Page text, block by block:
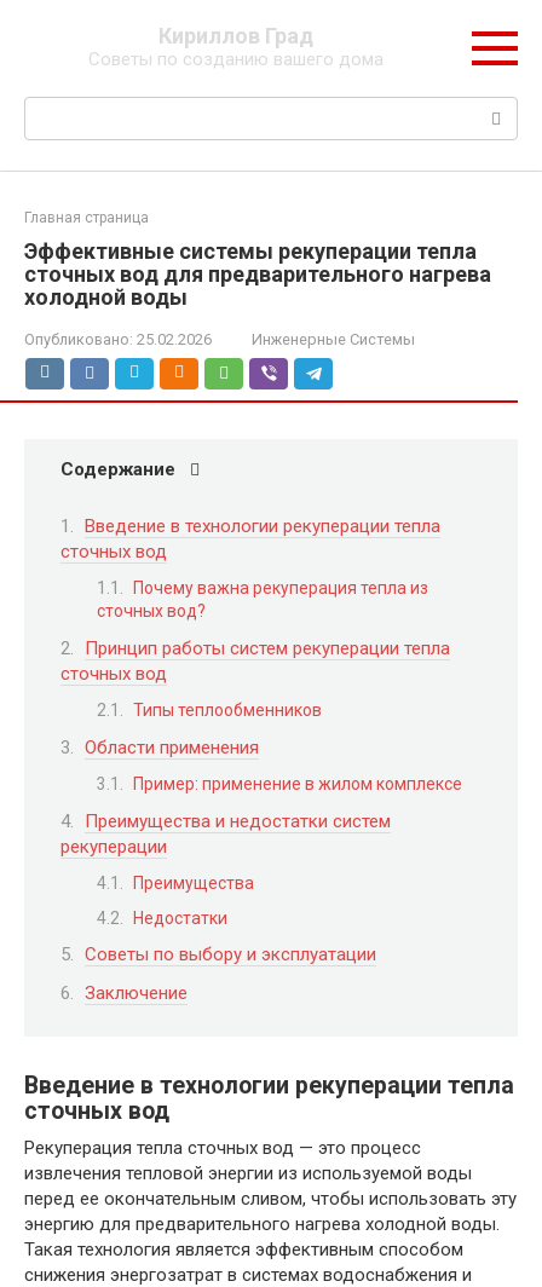
Кириллов Град
Советы по созданию вашего дома
Поиск:
Главная страница
Эффективные системы рекуперации тепла
сточных вод для предварительного нагрева
холодной воды
Опубликовано: 25.02.2026 Инженерные Системы
Содержание
Введение в технологии рекуперации тепла
сточных вод
Почему важна рекуперация тепла из
сточных вод?
Принцип работы систем рекуперации тепла
сточных вод
Типы теплообменников
Области применения
Пример: применение в жилом комплексе
Преимущества и недостатки систем
рекуперации
Преимущества
Недостатки
Советы по выбору и эксплуатации
Заключение
Введение в технологии рекуперации тепла
сточных вод
Рекуперация тепла сточных вод — это процесс
извлечения тепловой энергии из используемой воды
перед ее окончательным сливом, чтобы использовать эту
энергию для предварительного нагрева холодной воды.
Такая технология является эффективным способом
снижения энергозатрат в системах водоснабжения и